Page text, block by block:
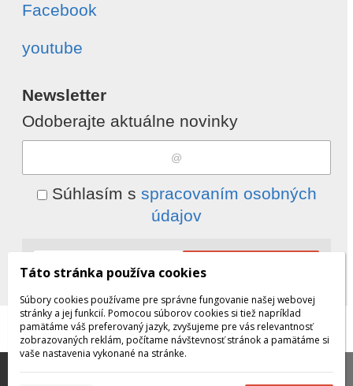
Facebook
youtube
Newsletter
Odoberajte aktuálne novinky
Súhlasím s spracovaním osobných
údajov
© 2026 WEXBO |www.wexbo.com|Prihlásiť
Táto stránka používa cookies
Súbory cookies používame pre správne fungovanie našej webovej
stránky a jej funkcií. Pomocou súborov cookies si tiež napríklad
pamätáme váš preferovaný jazyk, zvyšujeme pre vás relevantnosť
zobrazovaných reklám, počítame návštevnosť stránok a pamätáme si
vaše nastavenia vykonané na stránke.